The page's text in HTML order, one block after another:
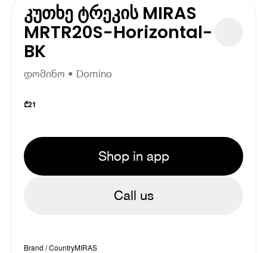
კუთხე ტრეკის MIRAS
MRTR20S-Horizontal-
BK
დომინო • Domino
₾21
Shop in app
Call us
Brand / CountryMIRAS